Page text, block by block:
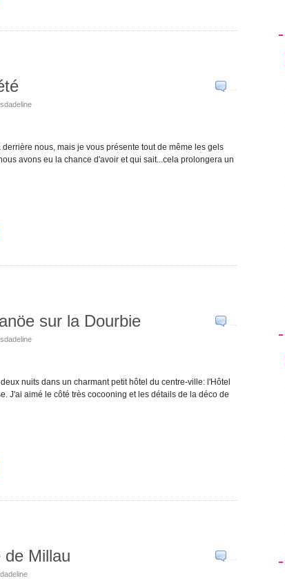
…
nous, mais je vous présente tout de même les gels
avons eu la chance d'avoir et qui sait...cela prolongera un
…
sur la Dourbie
nuits dans un charmant petit hôtel du centre-ville: l'Hôtel
J'ai aimé le côté très cocooning et les détails de la déco de
…
de Millau